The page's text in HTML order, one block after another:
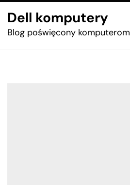
the
Dell komputery
Blog poświęcony komputerom